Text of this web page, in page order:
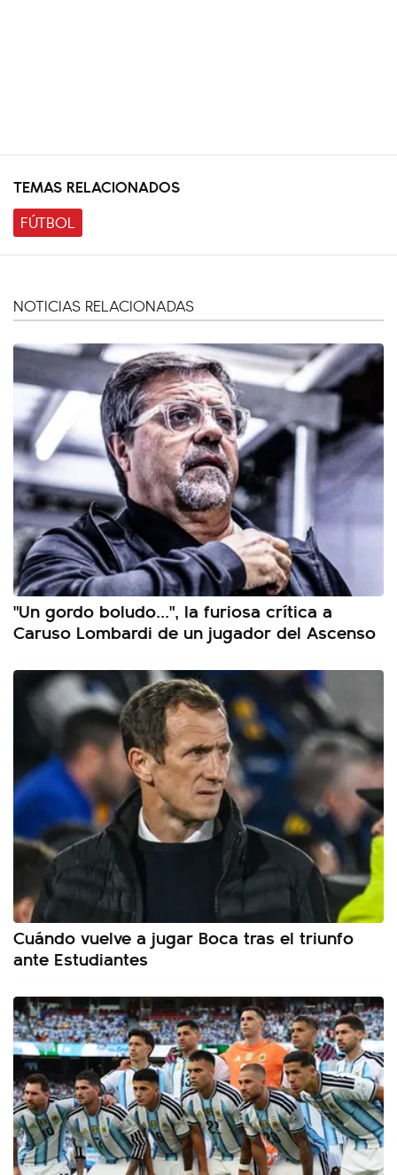
TEMAS RELACIONADOS
FÚTBOL
NOTICIAS RELACIONADAS
"Un gordo boludo...", la furiosa crítica a
Caruso Lombardi de un jugador del Ascenso
Cuándo vuelve a jugar Boca tras el triunfo
ante Estudiantes